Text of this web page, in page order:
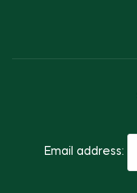
Email address: